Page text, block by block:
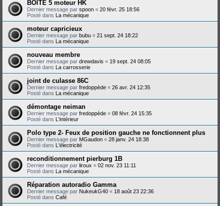
BOITE 5 moteur HK
Dernier message par spoon « 20 févr. 25 18:56
Posté dans La mécanique
moteur capricieux
Dernier message par bubu « 21 sept. 24 18:22
Posté dans La mécanique
nouveau membre
Dernier message par drewdavis « 19 sept. 24 08:05
Posté dans La carrosserie
joint de culasse 86C
Dernier message par fredoppède « 26 avr. 24 12:35
Posté dans La mécanique
démontage neiman
Dernier message par fredoppède « 08 févr. 24 15:35
Posté dans L'intérieur
Polo type 2- Feux de position gauche ne fonctionnent plus
Dernier message par MGaudon « 28 janv. 24 18:38
Posté dans L'électricité
reconditionnement pierburg 1B
Dernier message par liroux « 02 nov. 23 11:11
Posté dans La mécanique
Réparation autoradio Gamma
Dernier message par NukeukG40 « 18 août 23 22:36
Posté dans Café